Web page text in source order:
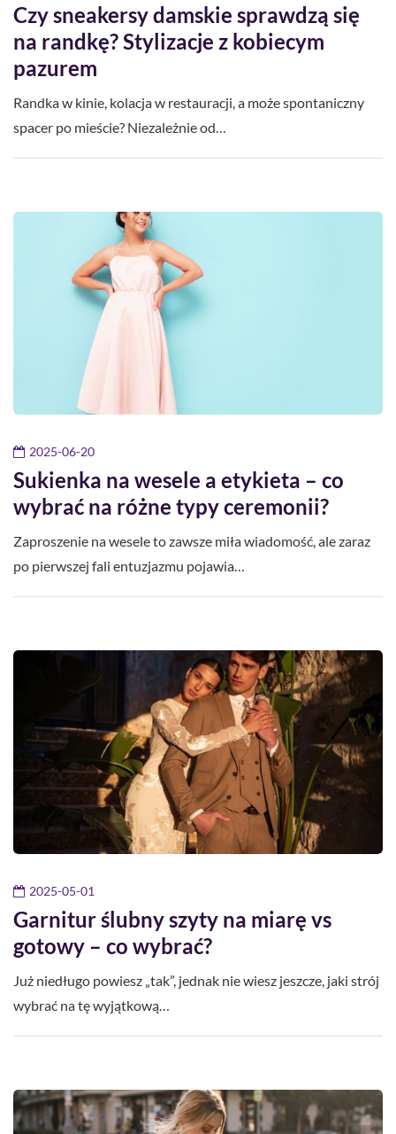
Czy sneakersy damskie sprawdzą się
na randkę? Stylizacje z kobiecym
pazurem
Randka w kinie, kolacja w restauracji, a może spontaniczny
spacer po mieście? Niezależnie od…
2025-06-20
Sukienka na wesele a etykieta – co
wybrać na różne typy ceremonii?
Zaproszenie na wesele to zawsze miła wiadomość, ale zaraz
po pierwszej fali entuzjazmu pojawia…
2025-05-01
Garnitur ślubny szyty na miarę vs
gotowy – co wybrać?
Już niedługo powiesz „tak”, jednak nie wiesz jeszcze, jaki strój
wybrać na tę wyjątkową…